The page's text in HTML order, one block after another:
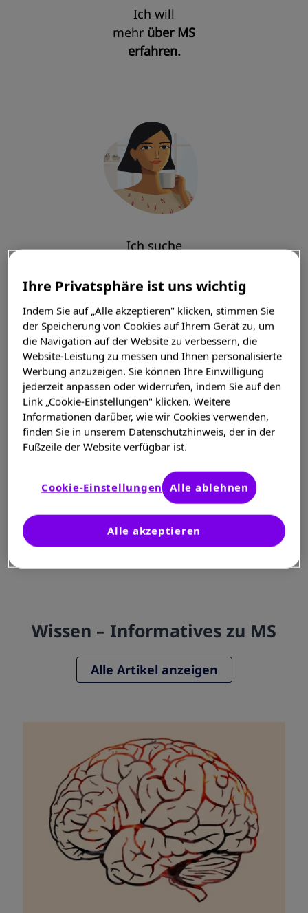
Ich will
mehr über MS
erfahren.
Ich suche
für meinen Alltag.​
Ich interessiere mich
fürErfahrungen von
Betroffenen.
Wissen – Informatives zu MS
Alle Artikel anzeigen
Ihre Privatsphäre ist uns wichtig
Indem Sie auf „Alle akzeptieren" klicken, stimmen Sie
der Speicherung von Cookies auf Ihrem Gerät zu, um
die Navigation auf der Website zu verbessern, die
Website-Leistung zu messen und Ihnen personalisierte
Werbung anzuzeigen. Sie können Ihre Einwilligung
jederzeit anpassen oder widerrufen, indem Sie auf den
Link „Cookie-Einstellungen" klicken. Weitere
Informationen darüber, wie wir Cookies verwenden,
finden Sie in unserem Datenschutzhinweis, der in der
Fußzeile der Website verfügbar ist.
Cookie-Einstellungen
Alle akzeptieren
Alle ablehnen